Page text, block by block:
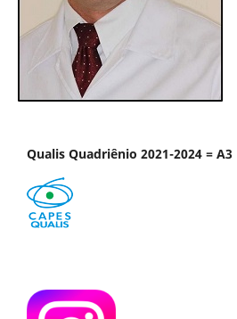
Qualis Quadriênio 2021-2024 = A3